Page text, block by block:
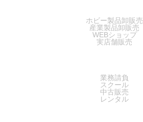
ホビー製品卸販売
産業製品卸販売
WEBショップ
実店舗販売
業務請負
スクール
中古販売
レンタル